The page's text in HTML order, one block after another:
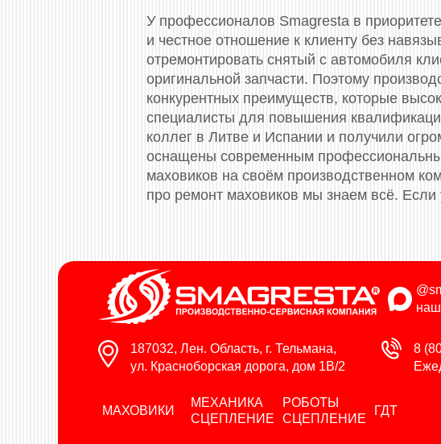
У профессионалов Smagresta в
и честное отношение к клиенту без
отремонтировать снятый с автомобиля
оригинальной запчасти. Поэтому
конкурентных преимуществ, которые
специалисты для повышения
коллег в Литве и Испании и получили
оснащены современным
маховиков на своём производственном
про ремонт маховиков мы знаем всё.
187032, Лен. Область, г. Тельмана,
ул. Красноборская дорога, дом 1В/2
8
МАХОВИКИ
МЕХАНИКА
СЦЕПЛЕНИЕ
РОБОТЫ
СЦЕПЛЕНИЕ
ГДТ